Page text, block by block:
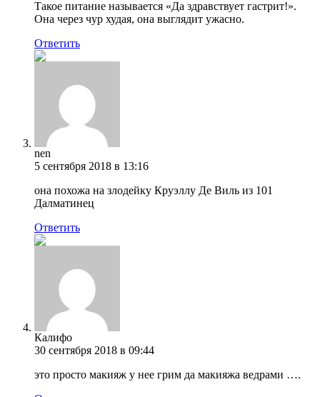
Такое питание называется «Да здравствует гастрит!».
Она через чур худая, она выглядит ужасно.
Ответить
nen
5 сентября 2018 в 13:16
она похожа на злодейку Круэллу Де Виль из 101
Далматинец
Ответить
Калифо
30 сентября 2018 в 09:44
это просто макияж у нее грим да макияжа ведрами ….